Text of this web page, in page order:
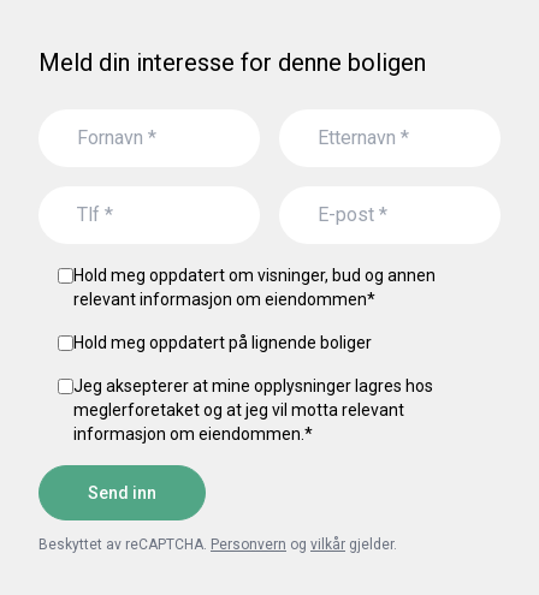
Meld din interesse for denne boligen
Hold meg oppdatert om visninger, bud og annen
relevant informasjon om eiendommen*
Hold meg oppdatert på lignende boliger
Jeg aksepterer at mine opplysninger lagres hos
meglerforetaket og at jeg vil motta relevant
informasjon om eiendommen. *
Send inn
Beskyttet av reCAPTCHA. Personvern og vilkår gjelder.